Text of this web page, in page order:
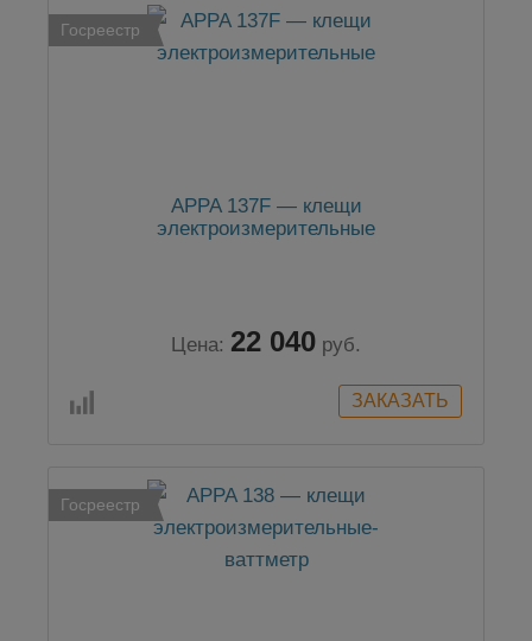
Госреестр
APPA 137F — клещи
электроизмерительные
Цена: 22 040 руб.
Госреестр